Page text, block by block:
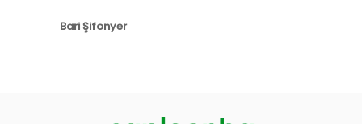
Bari Şifonyer